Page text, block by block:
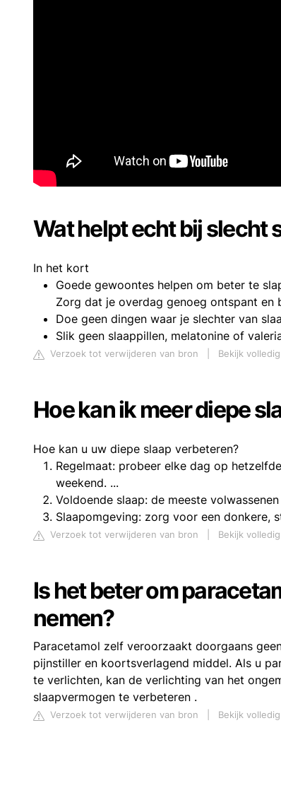
Wat helpt echt bij slecht
In het kort
Goede gewoontes helpen om beter te
Zorg dat je overdag genoeg ontspant en
Doe geen dingen waar je slechter van
Slik geen slaappillen, melatonine of
Verzoek tot verwijderen van bron Bekijk
Hoe kan ik meer diepe
Hoe kan u uw diepe slaap verbeteren?
Regelmaat: probeer elke dag op
weekend. ...
Voldoende slaap: de meeste
Slaapomgeving: zorg voor een donkere,
Verzoek tot verwijderen van bron Bekijk
Is het beter om
nemen?
Paracetamol zelf veroorzaakt doorgaans
pijnstiller en koortsverlagend middel. Als u
te verlichten, kan de verlichting van het
slaapvermogen te verbeteren .
Verzoek tot verwijderen van bron Bekijk